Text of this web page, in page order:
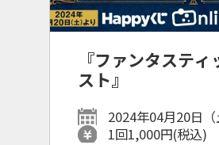
『ファンタステ
スト』
2024年04月20日
販売開始
1回1,000円(税込)